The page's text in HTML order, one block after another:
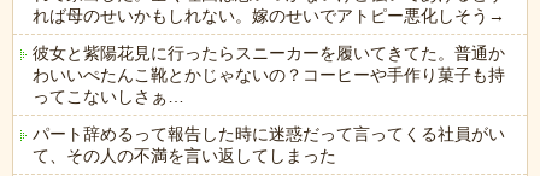
れば母のせいかもしれない。嫁のせいでアトピー悪化しそう→
彼女と紫陽花見に行ったらスニーカーを履いてきてた。普通か
わいいぺたんこ靴とかじゃないの？コーヒーや手作り菓子も持
ってこないしさぁ…
パート辞めるって報告した時に迷惑だって言ってくる社員がい
て、その人の不満を言い返してしまった